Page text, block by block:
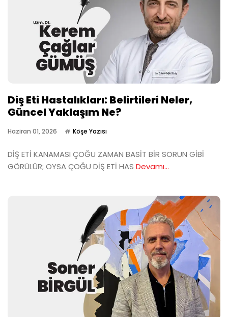
Diş Eti Hastalıkları: Belirtileri Neler,
Güncel Yaklaşım Ne?
Haziran 01, 2026 Köşe Yazısı
DİŞ ETİ KANAMASI ÇOĞU ZAMAN BASİT BİR SORUN GİBİ
GÖRÜLÜR; OYSA ÇOĞU DİŞ ETİ HAS Devamı...